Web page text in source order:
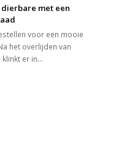
dierbare met een
voor een mooie
het overlijden van
er in…